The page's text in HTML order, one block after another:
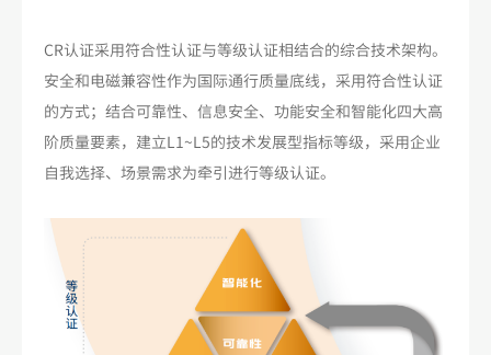
CR认证采用符合性认证与等级认证相结合的综合技术架构。
安全和电磁兼容性作为国际通行质量底线，采用符合性认证
的方式；结合可靠性、信息安全、功能安全和智能化四大高
阶质量要素，建立L1~L5的技术发展型指标等级，采用企业
自我选择、场景需求为牵引进行等级认证。